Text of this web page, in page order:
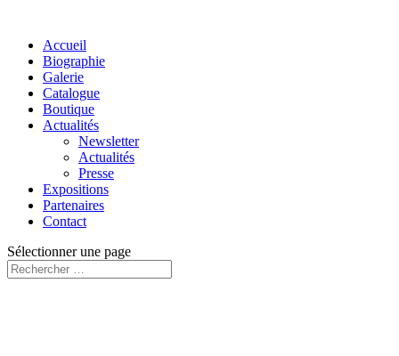
Accueil
Biographie
Galerie
Catalogue
Boutique
Actualités
Newsletter
Actualités
Presse
Expositions
Partenaires
Contact
Sélectionner une page